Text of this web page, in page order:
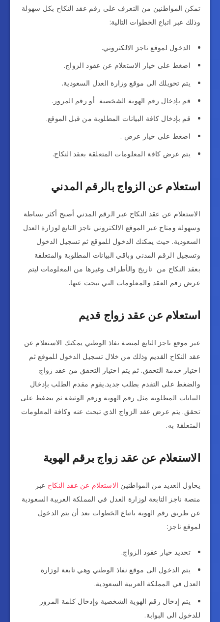
تمكن المواطنين من التعرف على رقم عقد النكاح بكل سهولة
وذلك عبر اتباع الخطوات التالية:
الدخول لموقع ناجز الالكتروني.
اضغط على خيار الاستعلام عن عقود الزواج.
يتم تحويلك الى موقع وزارة العدل السعودية.
قم بإدخال رقم الهوية الشخصية أو رقم المرور.
قم بإدخال كافة البيانات المطلوبة من قبل الموقع.
اضغط على خيار عرض .
يتم عرض كافة المعلومات المتعلقة بعقد النكاح.
استعلام عن الزواج بالرقم المدني
الاستعلام عن عقد النكاح عبر الرقم المدني أصبح أكثر بساطة
وسهولة ومتاح عبر الموقع الالكتروني ناجز التابع لوزارة العدل
السعودية. حيث يمكنك الدخول للموقع ثم تسجيل الدخول
وتسجيل الرقم المدني وباقي البيانات المطلوبة والمتعلقة
بعقد النكاح من تاريخ والأطراف وغيرها من المعلومات ليتم
عرض رقم العقد والمعلومات التي تبحث عنها.
استعلام عن عقد زواج قديم
عبر موقع ناجز التابع لمنصة نفاذ الوطني يمكنك الاستعلام عن
عقد النكاح القديم وذلك من خلال تسجيل الدخول للموقع ثم
اختيار خدمة التحقق. ثم يتم اختيار التحقق من عقد زواج
والضغط على التقدم بطلب جديد.يقوم مقدم الطلب بإدخال
البيانات المطلوبة مثل رقم الهوية ورقم الوثيقة ثم يضغط على
تحقق. يتم عرض عقد الزواج الذي تبحث عنه وكافة المعلومات
المتعلقة به.
الاستعلام عن عقد زواج برقم الهوية
يحاول العديد من المواطنين الاستعلام عن عقد النكاح عبر
منصة ناجز التابعة لوزارة العدل في المملكة العربية السعودية
عن طريق رقم الهوية باتباع الخطوات بعد أن يتم الدخول
لموقع ناجز:
تحديد خيار عقود الزواج.
يتم الدخول الى موقع نفاذ الوطني وهي تابعة لوزارة
العدل في المملكة العربية السعودية.
يتم إدخال رقم الهوية الشخصية وإدخال كلمة المرور
للدخول الى البوابة.